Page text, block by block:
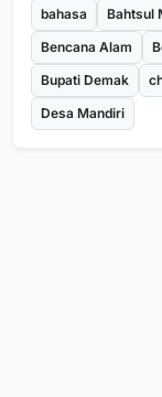
bahasa
Bahtsul
Bencana Alam
Bupati Demak
Desa Mandiri